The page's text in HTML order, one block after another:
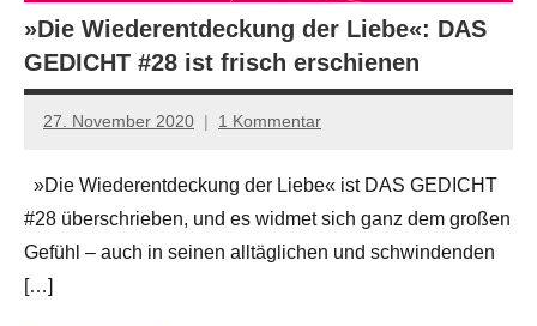
»Die Wiederentdeckung der Liebe«: DAS
GEDICHT #28 ist frisch erschienen
27. November 2020
Jan-
Hornauer
für
dasgedichtblog
1 Kommentar
»Die Wiederentdeckung der Liebe« ist DAS GEDICHT
#28 überschrieben, und es widmet sich ganz dem großen
Gefühl – auch in seinen alltäglichen und schwindenden
[…]